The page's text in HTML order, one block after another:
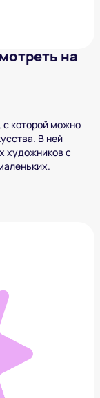
на
которой можно
В ней
художников с